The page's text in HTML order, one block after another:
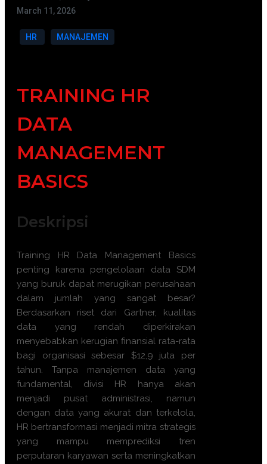
March 11, 2026
HR MANAJEMEN
TRAINING HR
DATA
MANAGEMENT
BASICS
Deskripsi
Training HR Data Management Basics
penting karena pengelolaan data SDM
yang buruk dapat merugikan perusahaan
dalam jumlah yang sangat besar?
Berdasarkan riset dari Gartner, kualitas
data yang rendah diperkirakan
menyebabkan kerugian finansial rata-rata
bagi organisasi sebesar $12,9 juta per
tahun. Tanpa manajemen data yang
fundamental, divisi HR hanya akan
menjadi pusat administrasi, namun
dengan data yang akurat dan terkelola,
HR bertransformasi menjadi mitra strategis
yang mampu memprediksi tren
perputaran karyawan serta meningkatkan